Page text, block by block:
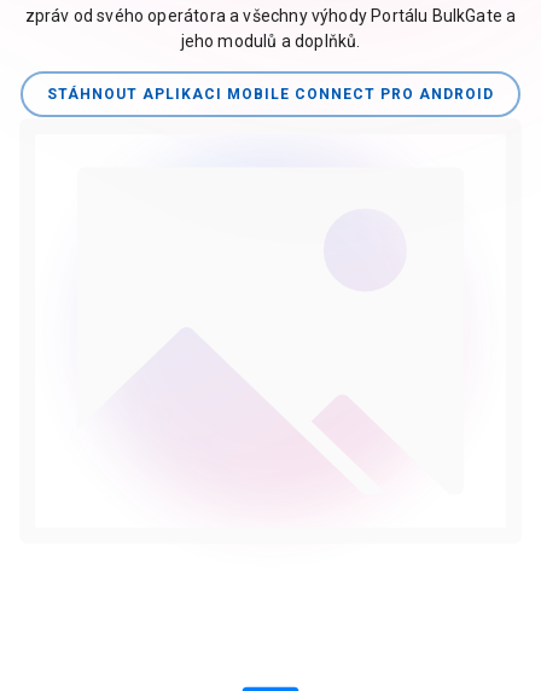
zpráv od svého operátora a všechny výhody Portálu BulkGate a
jeho modulů a doplňků.
STÁHNOUT APLIKACI MOBILE CONNECT PRO ANDROID